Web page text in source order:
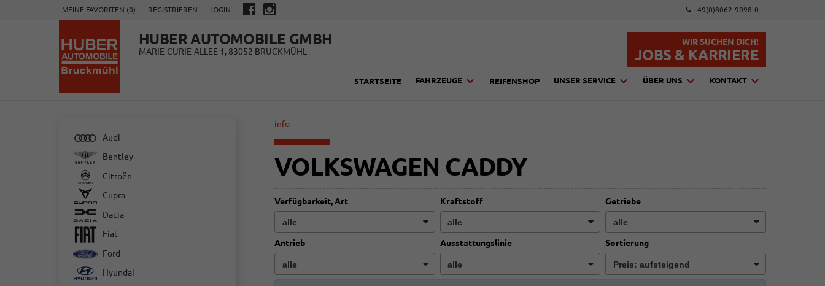
MEINE FAVORITEN (0) REGISTRIEREN LOGIN +49(0)8062-9098-0
HUBER AUTOMOBILE GMBH
MARIE-CURIE-ALLEE 1, 83052 BRUCKMÜHL
WIR SUCHEN DICH!
JOBS & KARRIERE
STARTSEITE FAHRZEUGE REIFENSHOP UNSER SERVICE ÜBER UNS KONTAKT
info
VOLKSWAGEN CADDY
Verfügbarkeit, Art Kraftstoff Getriebe
Antrieb Ausstattungslinie Sortierung
Audi
Bentley
Citroën
Cupra
Dacia
Fiat
Ford
Hyundai